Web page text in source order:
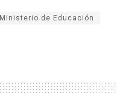
Ministerio de Educación